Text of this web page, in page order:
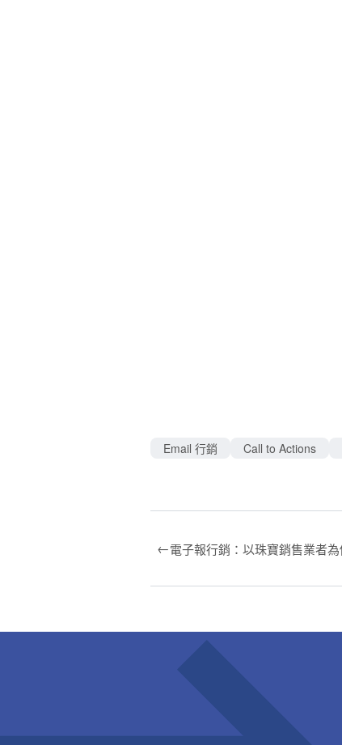
Email 行銷 Call to Actions
←電子報行銷：以珠寶銷售業者為